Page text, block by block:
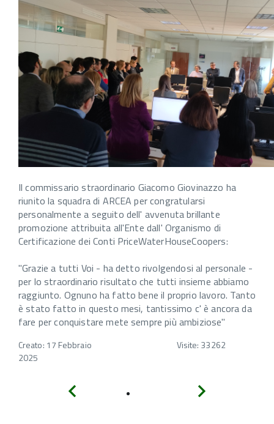
Il commissario straordinario Giacomo Giovinazzo ha
riunito la squadra di ARCEA per congratularsi
personalmente a seguito dell' avvenuta brillante
promozione attribuita all'Ente dall' Organismo di
Certificazione dei Conti PriceWaterHouseCoopers:
"Grazie a tutti Voi - ha detto rivolgendosi al personale -
per lo straordinario risultato che tutti insieme abbiamo
raggiunto. Ognuno ha fatto bene il proprio lavoro. Tanto
è stato fatto in questo mesi, tantissimo c' è ancora da
fare per conquistare mete sempre più ambiziose"
Creato: 17 Febbraio
2025
Visite: 33262